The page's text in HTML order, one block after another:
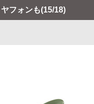
フォンも(15/18)